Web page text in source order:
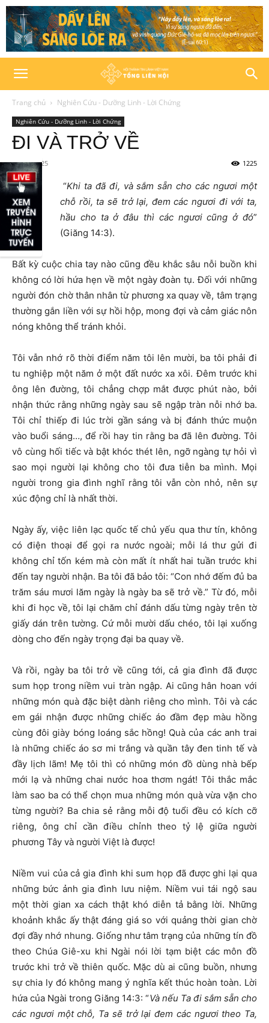
Trang chủ Nghiên Cứu - Dưỡng Linh - Lời Chứng
Nghiên Cứu - Dưỡng Linh - Lời Chứng
ĐI VÀ TRỞ VỀ
30/05/2025 1225
“Khi ta đã đi, và sắm sẵn cho các ngươi một
chỗ rồi, ta sẽ trở lại, đem các ngươi đi với ta,
hầu cho ta ở đâu thì các ngươi cũng ở đó”
(Giăng 14:3).
Bất kỳ cuộc chia tay nào cũng đều khắc sâu nỗi buồn khi
không có lời hứa hẹn về một ngày đoàn tụ. Đối với những
người đón chờ thân nhân từ phương xa quay về, tâm trạng
thường gắn liền với sự hồi hộp, mong đợi và cảm giác nôn
nóng không thể tránh khỏi.
Tôi vẫn nhớ rõ thời điểm năm tôi lên mười, ba tôi phải đi
tu nghiệp một năm ở một đất nước xa xôi. Đêm trước khi
ông lên đường, tôi chẳng chợp mắt được phút nào, bởi
nhận thức rằng những ngày sau sẽ ngập tràn nỗi nhớ ba.
Tôi chỉ thiếp đi lúc trời gần sáng và bị đánh thức muộn
vào buổi sáng…, để rồi hay tin rằng ba đã lên đường. Tôi
vô cùng hối tiếc và bật khóc thét lên, ngỡ ngàng tự hỏi vì
sao mọi người lại không cho tôi đưa tiễn ba mình. Mọi
người trong gia đình nghĩ rằng tôi vẫn còn nhỏ, nên sự
xúc động chỉ là nhất thời.
Ngày ấy, việc liên lạc quốc tế chủ yếu qua thư tín, không
có điện thoại để gọi ra nước ngoài; mỗi lá thư gửi đi
không chỉ tốn kém mà còn mất ít nhất hai tuần trước khi
đến tay người nhận. Ba tôi đã bảo tôi: “Con nhớ đếm đủ ba
trăm sáu mươi lăm ngày là ngày ba sẽ trở về.” Từ đó, mỗi
khi đi học về, tôi lại chăm chỉ đánh dấu từng ngày trên tờ
giấy dán trên tường. Cứ mỗi mười dấu chéo, tôi lại xuống
dòng cho đến ngày trọng đại ba quay về.
Và rồi, ngày ba tôi trở về cũng tới, cả gia đình đã được
sum họp trong niềm vui tràn ngập. Ai cũng hân hoan với
những món quà đặc biệt dành riêng cho mình. Tôi và các
em gái nhận được những chiếc áo đầm đẹp màu hồng
cùng đôi giày bóng loáng sắc hồng! Quà của các anh trai
là những chiếc áo sơ mi trắng và quần tây đen tinh tế và
đầy lịch lãm! Mẹ tôi thì có những món đồ dùng nhà bếp
mới lạ và những chai nước hoa thơm ngát! Tôi thắc mắc
làm sao ba có thể chọn mua những món quà vừa vặn cho
từng người? Ba chia sẻ rằng mỗi độ tuổi đều có kích cỡ
riêng, ông chỉ cần điều chỉnh theo tỷ lệ giữa người
phương Tây và người Việt là được!
Niềm vui của cả gia đình khi sum họp đã được ghi lại qua
những bức ảnh gia đình lưu niệm. Niềm vui tái ngộ sau
một thời gian xa cách thật khó diễn tả bằng lời. Những
khoảnh khắc ấy thật đáng giá so với quảng thời gian chờ
đợi đầy nhớ nhung. Giống như tâm trạng của những tín đồ
theo Chúa Giê-xu khi Ngài nói lời tạm biệt các môn đồ
trước khi trở về thiên quốc. Mặc dù ai cũng buồn, nhưng
sự chia ly đó không mang ý nghĩa kết thúc hoàn toàn. Lời
hứa của Ngài trong Giăng 14:3: “Và nếu Ta đi sắm sẵn cho
các ngươi một chỗ, Ta sẽ trở lại đem các ngươi theo Ta,